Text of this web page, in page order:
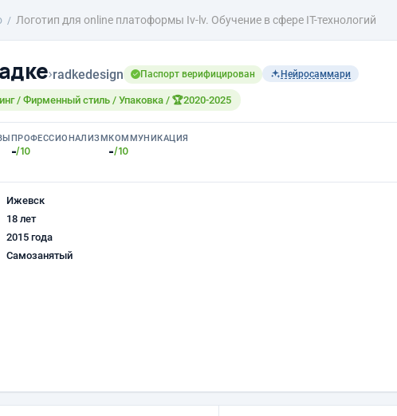
Логотип для online платоформы Iv-lv. Обучение в сфере IT-технологий
›radkedesign Паспорт верифицирован Нейросаммари
/ Фирменный стиль / Упаковка / 🏆2020-2025
ПРОФЕССИОНАЛИЗМ
-/10
КОММУНИКАЦИЯ
-/10
Ижевск
18 лет
2015 года
Самозанятый